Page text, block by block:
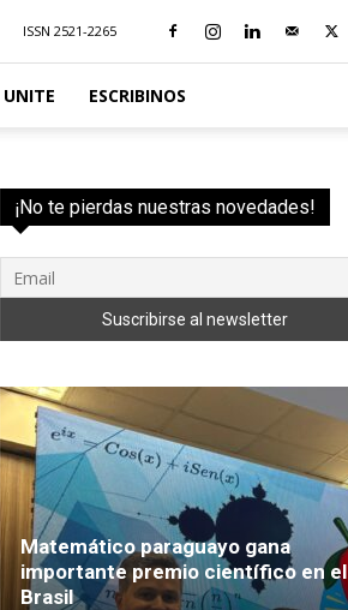
ISSN 2521-2265
UNITE ESCRIBINOS
¡No te pierdas nuestras novedades!
Matemático paraguayo gana
importante premio científico en el
Brasil